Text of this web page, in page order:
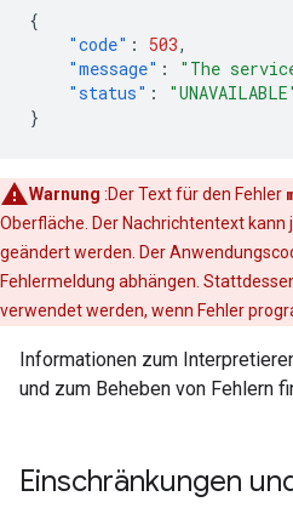
{
"code" : 503,
"message" :
"The
"status" :
}
Warnung :Der Text für den Fehler
Oberfläche. Der Nachrichtentext
geändert werden. Der
Fehlermeldung abhängen.
verwendet werden, wenn Fehler
Informationen zum
und zum Beheben von Fehlern
Einschränkungen